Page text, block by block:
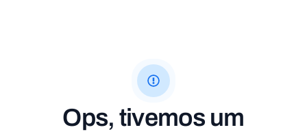
Ops, tivemos um